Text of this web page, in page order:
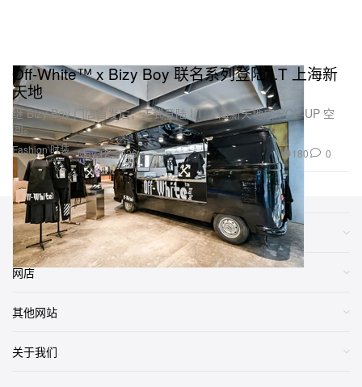
Fashion 时装
Off-White™ x Bizy Boy 联名系列登陆 I.T 上海新
天地
继 Bizy Boy 门店首发后，正式登陆 I.T 上海新天地店 POP-UP 空
间。
May 12, 2026 180 0
类别
网店
其他网站
关于我们